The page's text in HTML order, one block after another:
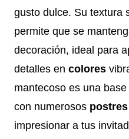
gusto dulce. Su textura
permite que se
decoración, ideal para
detalles en colores
mantecoso es una
con numerosos postres
impresionar a tus